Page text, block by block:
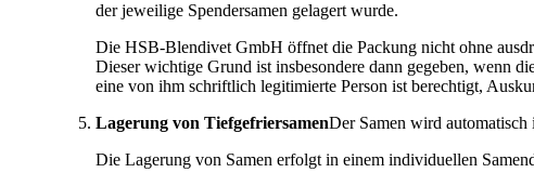
der jeweilige Spendersamen gelagert wurde.
Die HSB-Blendivet GmbH öffnet die Packung nicht ohne
Dieser wichtige Grund ist insbesondere dann gegeben, wenn
eine von ihm schriftlich legitimierte Person ist berechtigt,
Lagerung von TiefgefriersamenDer Samen wird
Die Lagerung von Samen erfolgt in einem individuellen